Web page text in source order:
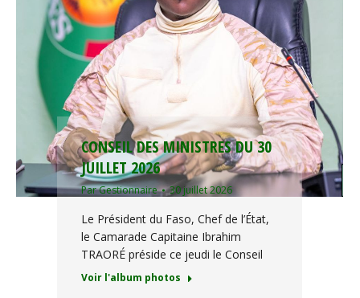
CONSEIL DES MINISTRES DU 30
JUILLET 2026
ParGestionnaire 30 juillet 2026
Le Président du Faso, Chef de l’État,
le Camarade Capitaine Ibrahim
TRAORÉ préside ce jeudi le Conseil
Voir l'album photos